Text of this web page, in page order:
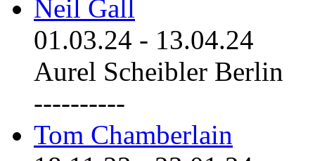
Neil Gall
01.03.24 - 13.04.24
Aurel Scheibler Berlin
----------
Tom Chamberlain